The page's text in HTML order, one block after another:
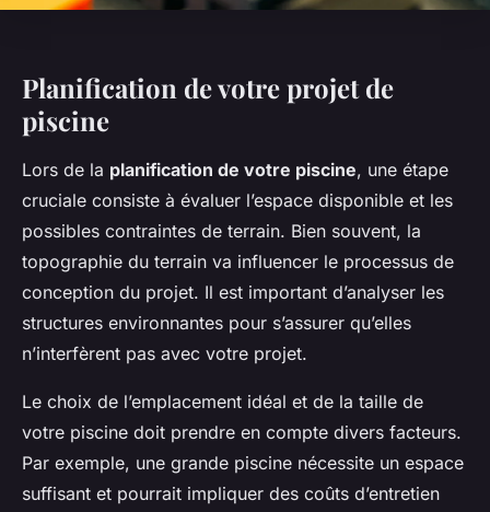
Planification de votre projet de
piscine
Lors de la planification de votre piscine, une étape
cruciale consiste à évaluer l’espace disponible et les
possibles contraintes de terrain. Bien souvent, la
topographie du terrain va influencer le processus de
conception du projet. Il est important d’analyser les
structures environnantes pour s’assurer qu’elles
n’interfèrent pas avec votre projet.
Le choix de l’emplacement idéal et de la taille de
votre piscine doit prendre en compte divers facteurs.
Par exemple, une grande piscine nécessite un espace
suffisant et pourrait impliquer des coûts d’entretien